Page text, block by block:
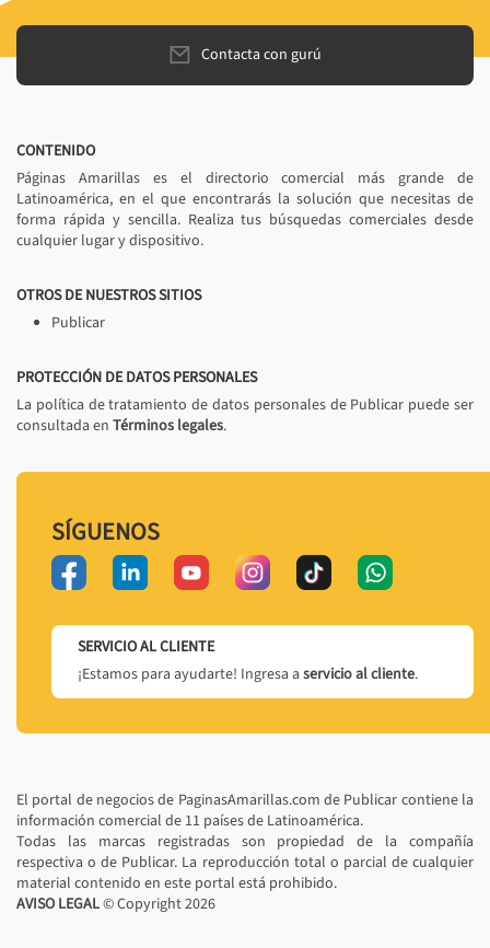
Contacta con gurú
CONTENIDO
Páginas Amarillas es el directorio comercial más grande de
Latinoamérica, en el que encontrarás la solución que necesitas de
forma rápida y sencilla. Realiza tus búsquedas comerciales desde
cualquier lugar y dispositivo.
OTROS DE NUESTROS SITIOS
Publicar
PROTECCIÓN DE DATOS PERSONALES
La política de tratamiento de datos personales de Publicar puede ser
consultada en Términos legales.
SÍGUENOS
SERVICIO AL CLIENTE
¡Estamos para ayudarte! Ingresa a servicio al cliente.
El portal de negocios de PaginasAmarillas.com de Publicar contiene la
información comercial de 11 países de Latinoamérica.
Todas las marcas registradas son propiedad de la compañía
respectiva o de Publicar. La reproducción total o parcial de cualquier
material contenido en este portal está prohibido.
AVISO LEGAL© Copyright2026